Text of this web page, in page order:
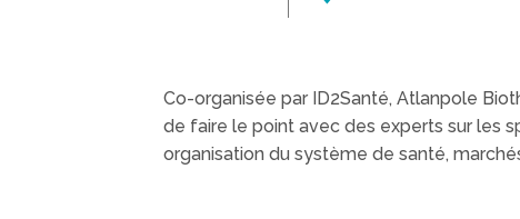
Co-organisée par ID2Santé, Atlanpole
de faire le point avec des experts sur les
organisation du système de santé,